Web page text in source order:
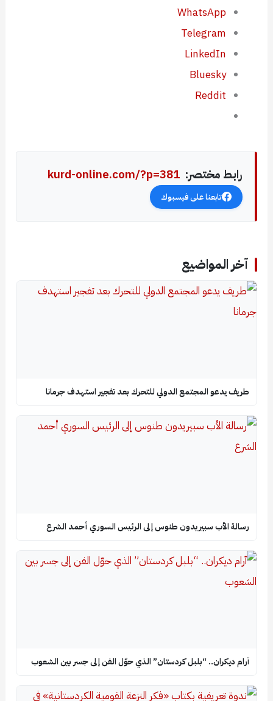
WhatsApp
Telegram
LinkedIn
Bluesky
Reddit
رابط مختصر: kurd-online.com/?p=381
تابعنا على فيسبوك
آخر المواضيع
طريف يدعو المجتمع الدولي للتحرك بعد تفجير استهدف جرمانا
رسالة الأب سبيريدون طنوس إلى الرئيس السوري أحمد الشرع
آرام ديكران.. “بلبل كردستان” الذي حوّل الفن إلى جسر بين الشعوب